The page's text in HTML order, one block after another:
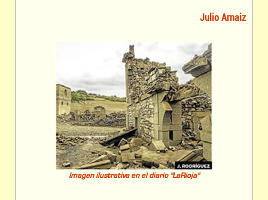
Julio Arnaiz
Imagen ilustrativa en el diario "LaRioja"